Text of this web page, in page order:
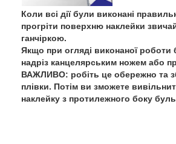
Коли всі дії були виконані
прогріти поверхню наклейки
ганчіркою.
Якщо при огляді виконаної
надріз канцелярським ножем або
ВАЖЛИВО: робіть це обережно та
плівки. Потім ви зможете
наклейку з протилежного боку